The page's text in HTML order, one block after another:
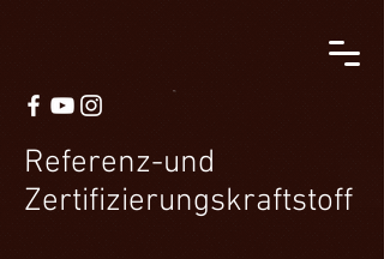
Referenz-und
Zertifizierungskraftstoff